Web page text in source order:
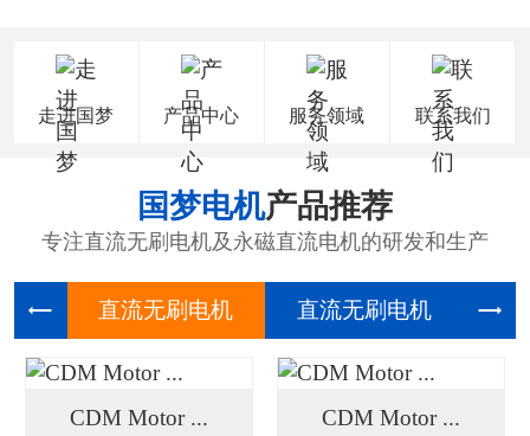
走进国梦 产品中心 服务领域 联系我们
国梦电机产品推荐
专注直流无刷电机及永磁直流电机的研发和生产
直流无刷 直流无刷 高压
CDM Motor ... CDM Motor ...